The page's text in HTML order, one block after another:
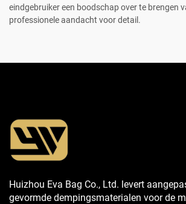
eindgebruiker een boodschap over te brengen
professionele aandacht voor detail.
Huizhou Eva Bag Co., Ltd. levert
gevormde dempingsmaterialen voor de